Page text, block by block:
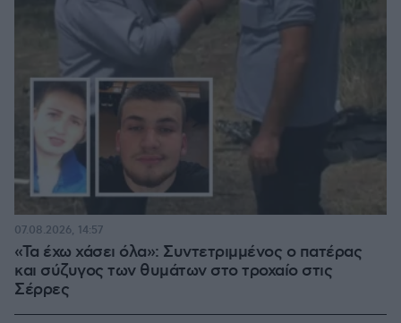
«Τα έχω χάσει όλα»: Συντετριμμένος ο πατέρας
και σύζυγος των θυμάτων στο τροχαίο στις
Σέρρες
07.08.2026, 14:57